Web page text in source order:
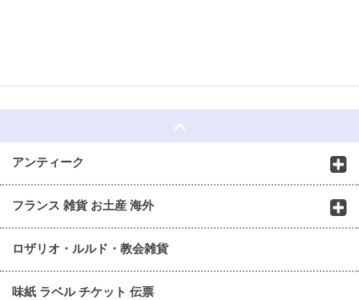
アンティーク
フランス 雑貨 お土産 海外
ロザリオ・ルルド・教会雑貨
味紙 ラベル チケット 伝票